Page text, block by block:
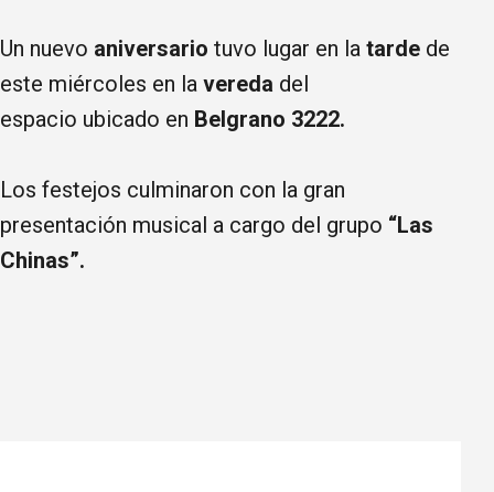
Un nuevo aniversario tuvo lugar en la tarde de
este miércoles en la vereda del
espacio ubicado en Belgrano 3222.
Los festejos culminaron con la gran
presentación musical a cargo del grupo “Las
Chinas”.